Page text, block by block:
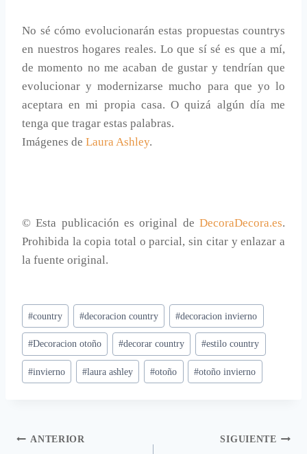
No sé cómo evolucionarán estas propuestas countrys
en nuestros hogares reales. Lo que sí sé es que a mí,
de momento no me acaban de gustar y tendrían que
evolucionar y modernizarse mucho para que yo lo
aceptara en mi propia casa. O quizá algún día me
tenga que tragar estas palabras.
Imágenes de Laura Ashley.
© Esta publicación es original de DecoraDecora.es.
Prohibida la copia total o parcial, sin citar y enlazar a
la fuente original.
Etiquetas
de
la
entrada:
#country #decoracion country #decoracion invierno
#Decoracion otoño #decorar country #estilo country
#invierno #laura ashley #otoño #otoño invierno
Navegación
ANTERIOR SIGUIENTE